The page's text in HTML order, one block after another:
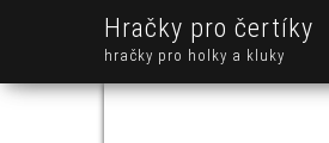
Hračky pro čertíky
hračky pro holky a kluky